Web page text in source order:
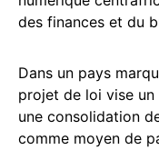
des finances et du
Dans un pays
projet de loi vise un
une consolidation
comme moyen de